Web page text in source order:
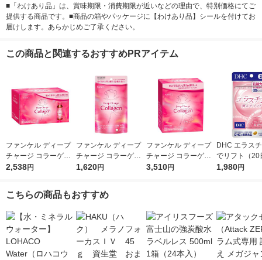
■「わけあり品」は、賞味期限・消費期限が近いなどの理由で、特別価格にてご
提供する商品です。■商品の箱やパッケージに【わけあり品】シールを付けてお
届けします。あらかじめご了承ください。
この商品と関連するおすすめPRアイテム
ファンケル ディープ
チャージ コラーゲン
ドリンク 10日分 ＜機
ーゲン FANCL]
2,538円
ファンケル ディープ
チャージ コラーゲン
30日分 ＜機能性表示
容 ]
1,620円
ファンケル ディープ
チャージ コラーゲン
パウダー 30日分 ＜機
3,510円
DHC エラス
でリフト（20
袋（40粒）
1,980円
こちらの商品もおすすめ